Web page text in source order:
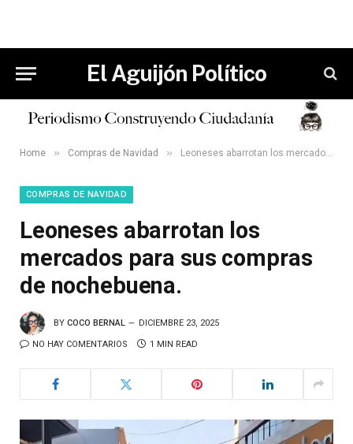
El Aguijón Político
Home » Compras de Navidad » Leoneses abarrotan los mercados para sus compras de nochebuena.
COMPRAS DE NAVIDAD
Leoneses abarrotan los
mercados para sus compras
de nochebuena.
BY COCO BERNAL DICIEMBRE 23, 2025
NO HAY COMENTARIOS 1 MIN READ